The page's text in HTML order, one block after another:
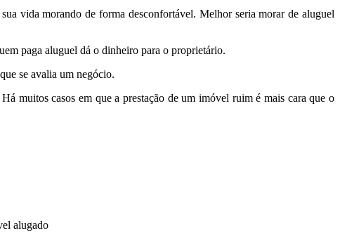
vida morando de forma desconfortável. Melhor seria morar de aluguel
paga aluguel dá o dinheiro para o proprietário.
se avalia um negócio.
muitos casos em que a prestação de um imóvel ruim é mais cara que o
alugado